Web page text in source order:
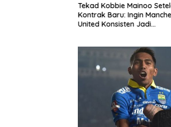
Tekad Kobbie Mainoo
Kontrak Baru: Ingin
United Konsisten Jadi